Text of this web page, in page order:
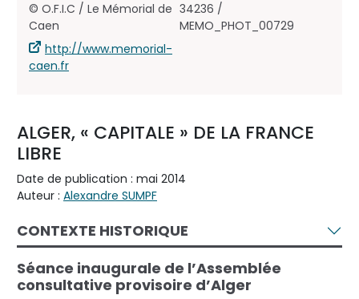
© O.F.I.C / Le Mémorial de
Caen
http://www.memorial-
caen.fr
34236 /
MEMO_PHOT_00729
ALGER, « CAPITALE » DE LA FRANCE
LIBRE
Date de publication : mai 2014
Auteur : Alexandre SUMPF
CONTEXTE HISTORIQUE
Séance inaugurale de l’Assemblée
consultative provisoire d’Alger